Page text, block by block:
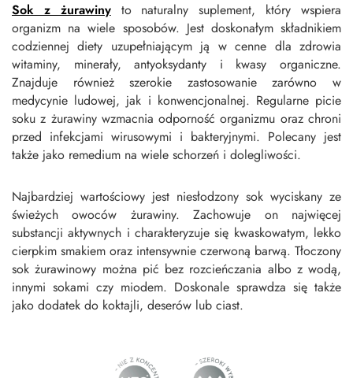
Sok z żurawinyto naturalny suplement, który wspiera
organizm na wiele sposobów. Jest doskonałym składnikiem
codziennej diety uzupełniającym ją w cenne dla zdrowia
witaminy, minerały, antyoksydanty i kwasy organiczne.
Znajduje również szerokie zastosowanie zarówno w
medycynie ludowej, jak i konwencjonalnej. Regularne picie
soku z żurawiny wzmacnia odporność organizmu oraz chroni
przed infekcjami wirusowymi i bakteryjnymi. Polecany jest
także jako remedium na wiele schorzeń i dolegliwości.
Najbardziej wartościowy jest niesłodzony sok wyciskany ze
świeżych owoców żurawiny. Zachowuje on najwięcej
substancji aktywnych i charakteryzuje się kwaskowatym, lekko
cierpkim smakiem oraz intensywnie czerwoną barwą. Tłoczony
sok żurawinowy można pić bez rozcieńczania albo z wodą,
innymi sokami czy miodem. Doskonale sprawdza się także
jako dodatek do koktajli, deserów lub ciast.